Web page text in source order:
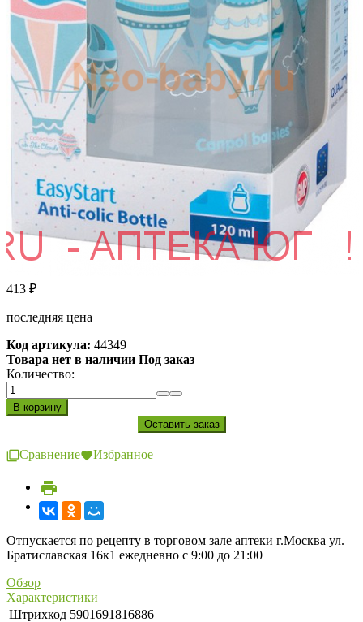
413 ₽
последняя цена
Код артикула: 44349
Товара нет в наличии Под заказ
Количество:
Сравнение Избранное
Отпускается по рецепту в торговом зале аптеки г.Москва ул.
Братиславская 16к1 ежедневно с 9:00 до 21:00
Обзор
Характеристики
Штрихкод 5901691816886